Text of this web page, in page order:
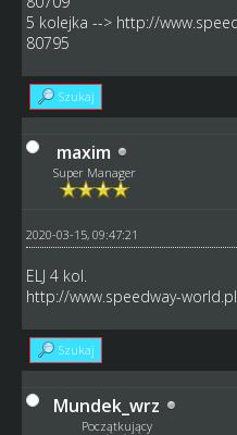
5 kolejka --> http://
80795
Szukaj
maxim
Super Manager
2020-03-15, 09:47:21
ELJ 4 kol.
http://www.speedway-
Szukaj
Mundek_wrz
Początkujący